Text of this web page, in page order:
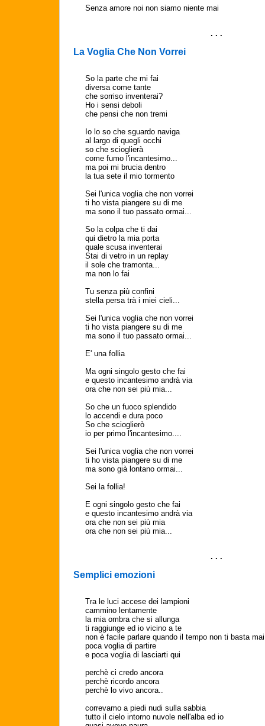
Senza amore noi non siamo niente mai
. . .
La Voglia Che Non Vorrei
So la parte che mi fai
diversa come tante
che sorriso inventerai?
Ho i sensi deboli
che pensi che non tremi
Io lo so che sguardo naviga
al largo di quegli occhi
so che scioglierà
come fumo l'incantesimo...
ma poi mi brucia dentro
la tua sete il mio tormento
Sei l'unica voglia che non vorrei
ti ho vista piangere su di me
ma sono il tuo passato ormai...
So la colpa che ti dai
qui dietro la mia porta
quale scusa inventerai
Stai di vetro in un replay
il sole che tramonta...
ma non lo fai
Tu senza più confini
stella persa trà i miei cieli...
Sei l'unica voglia che non vorrei
ti ho vista piangere su di me
ma sono il tuo passato ormai...
E' una follia
Ma ogni singolo gesto che fai
e questo incantesimo andrà via
ora che non sei più mia...
So che un fuoco splendido
lo accendi e dura poco
So che scioglierò
io per primo l'incantesimo....
Sei l'unica voglia che non vorrei
ti ho vista piangere su di me
ma sono già lontano ormai...
Sei la follia!
E ogni singolo gesto che fai
e questo incantesimo andrà via
ora che non sei più mia
ora che non sei più mia...
. . .
Semplici emozioni
Tra le luci accese dei lampioni
cammino lentamente
la mia ombra che si allunga
ti raggiunge ed io vicino a te
non è facile parlare quando il tempo non ti basta mai
poca voglia di partire
e poca voglia di lasciarti qui
perchè ci credo ancora
perchè ricordo ancora
perchè lo vivo ancora..
correvamo a piedi nudi sulla sabbia
tutto il cielo intorno nuvole nell'alba ed io